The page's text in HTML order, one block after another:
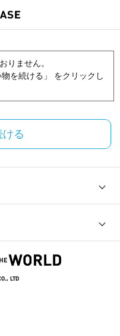
りません。
を続ける」 をクリックし
る
LTD